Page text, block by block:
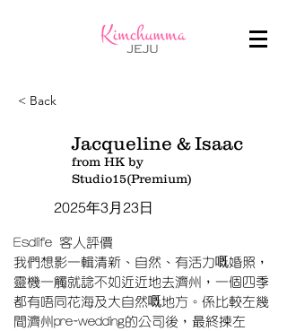
< Back
Jacqueline & Isaac
from HK by
Studio15(Premium)
2025年3月23日
Esdlife 客人評價
我們想影一輯清新、自然、有活力嘅婚照，
靈機一觸就諗不如近近地去濟州，一個四季
都有唔同花海及大自然嘅地方。係比較左幾
間濟州pre-wedding的公司後，最終揀左